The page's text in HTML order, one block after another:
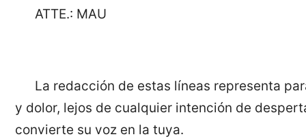
ATTE.: MAU
La redacción de estas líneas representa
y dolor, lejos de cualquier intención de
convierte su voz en la tuya.